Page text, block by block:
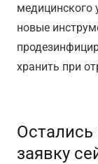
медицинского
новые
хранить при
Остались
заявку